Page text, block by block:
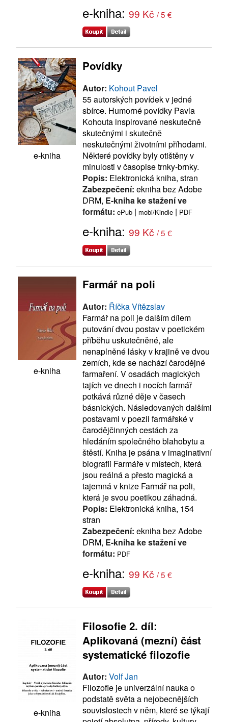
e-kniha: 99 Kč / 5 €
e-kniha
Povídky
Autor: Kohout Pavel
55 autorských povídek v jedné
sbírce. Humorné povídky Pavla
Kohouta inspirované neskutečně
skutečnými i skutečně
neskutečnými životními příhodami.
Některé povídky byly otištěny v
minulosti v časopise trnky-brnky.
Popis: Elektronická kniha, stran
Zabezpečení: ekniha bez Adobe
DRM, E-kniha ke stažení ve
formátu: ePub | mobi/Kindle | PDF
e-kniha: 99 Kč / 5 €
e-kniha
Farmář na poli
Autor: Říčka Vítězslav
Farmář na poli je dalším dílem
putování dvou postav v poetickém
příběhu uskutečněné, ale
nenaplněné lásky v krajině ve dvou
zemích, kde se nachází čarodějné
farmaření. V osadách magických
tajích ve dnech i nocích farmář
potkává různé děje v časech
básnických. Následovaných dalšími
postavami v poezii farmářské v
čarodějčinných cestách za
hledáním společného blahobytu a
štěstí. Kniha je psána v imaginativní
biografii Farmáře v místech, která
jsou reálná a přesto magická a
tajemná v knize Farmář na poli,
která je svou poetikou záhadná.
Popis: Elektronická kniha, 154
stran
Zabezpečení: ekniha bez Adobe
DRM, E-kniha ke stažení ve
formátu: PDF
e-kniha: 99 Kč / 5 €
e-kniha
Filosofie 2. díl:
Aplikovaná (mezní) část
systematické filozofie
Autor: Volf Jan
Filozofie je univerzální nauka o
podstatě světa a nejobecnějších
souvislostech v něm, které se týkají